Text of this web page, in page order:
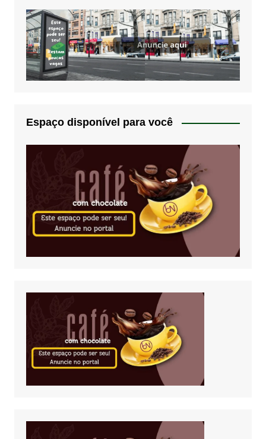
Espaço disponível para você